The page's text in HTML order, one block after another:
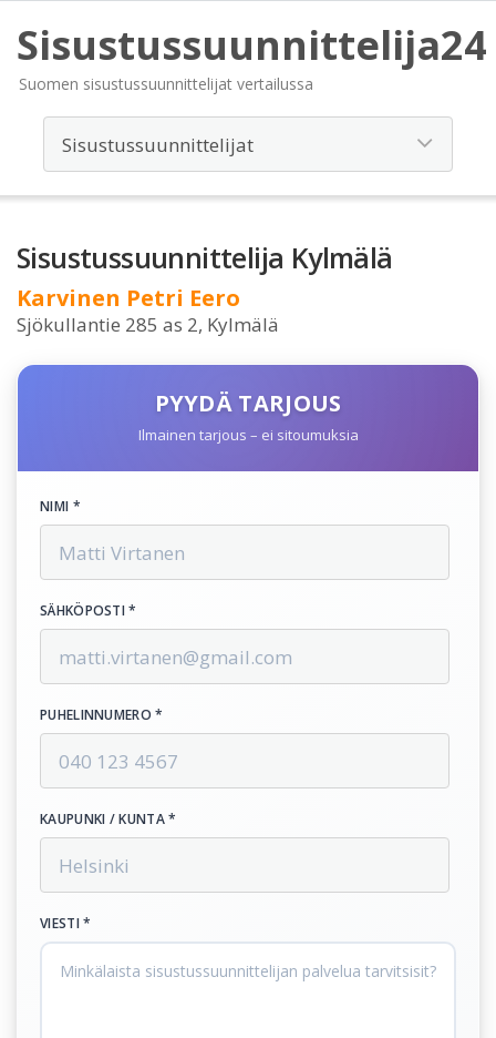
Sisustussuunnittelija24
Suomen sisustussuunnittelijat vertailussa
Sisustussuunnittelija Kylmälä
Karvinen Petri Eero
Sjökullantie 285 as 2, Kylmälä
PYYDÄ TARJOUS
Ilmainen tarjous – ei sitoumuksia
NIMI *
SÄHKÖPOSTI *
PUHELINNUMERO *
KAUPUNKI / KUNTA *
VIESTI *